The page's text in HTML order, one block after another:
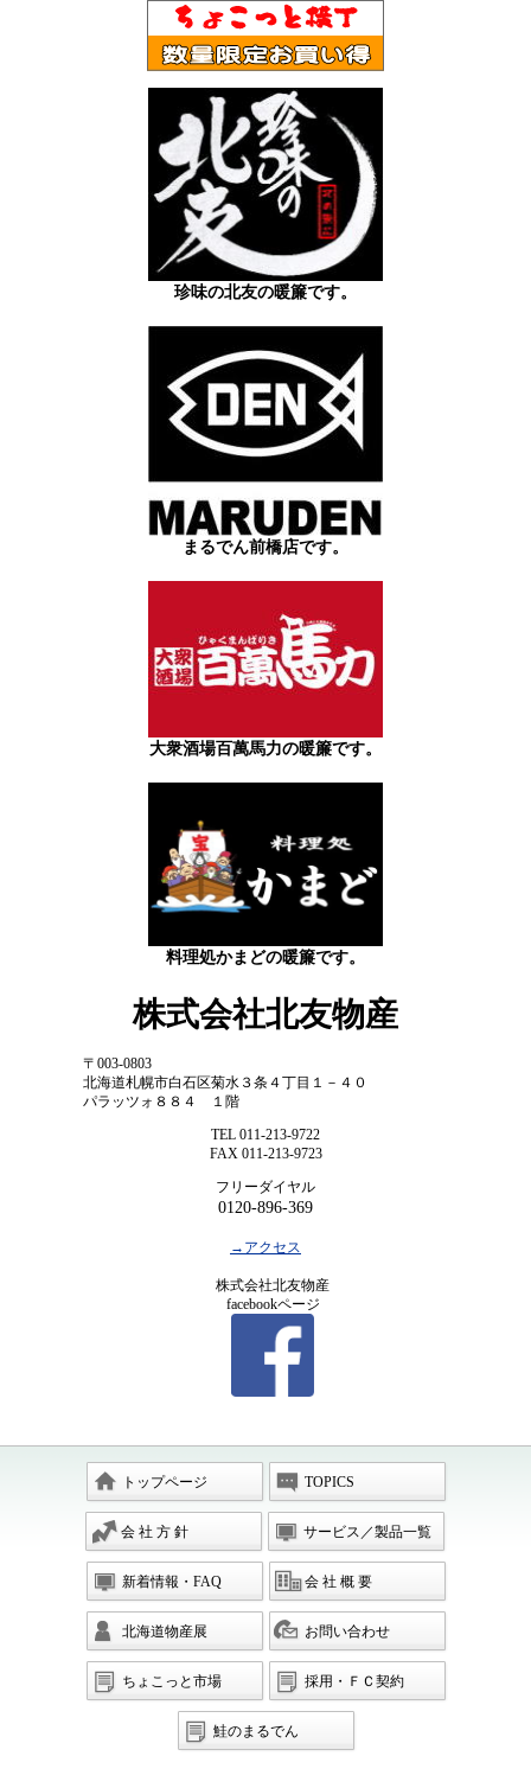
珍味の北友の暖簾です。
まるでん前橋店です。
大衆酒場百萬馬力の暖簾です。
料理処かまどの暖簾です。
株式会社北友物産
〒003-0803
北海道札幌市白石区菊水３条４丁目１－４０
パラッツォ８８４ １階
TEL 011-213-9722
FAX 011-213-9723
フリーダイヤル
0120-896-369
→アクセス
株式会社北友物産
facebookページ
トップページ TOPICS
会 社 方 針 サービス／製品一覧
新着情報・FAQ 会 社 概 要
北海道物産展 お問い合わせ
ちょこっと市場 採用・ＦＣ契約
鮭のまるでん